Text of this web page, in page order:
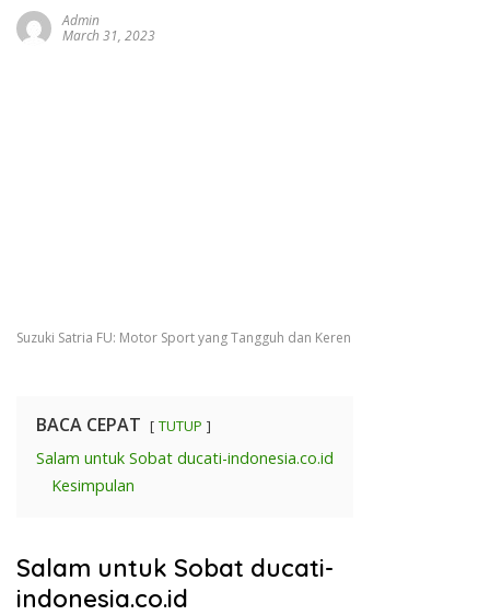
Admin
March 31, 2023
Suzuki Satria FU: Motor Sport yang Tangguh dan Keren
BACA CEPAT TUTUP
Salam untuk Sobat ducati-indonesia.co.id
Kesimpulan
Salam untuk Sobat ducati-
indonesia.co.id